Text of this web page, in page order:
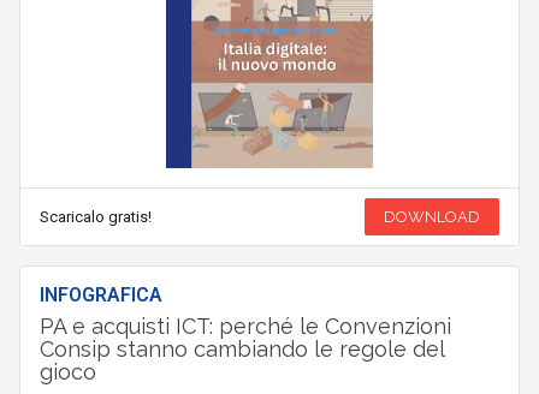
Scaricalo gratis! DOWNLOAD
INFOGRAFICA
PA e acquisti ICT: perché le Convenzioni
Consip stanno cambiando le regole del
gioco